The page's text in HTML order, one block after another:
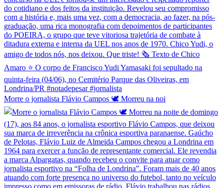
Morre o jornalista Flávio Campos 🕊️ Morreu na noi